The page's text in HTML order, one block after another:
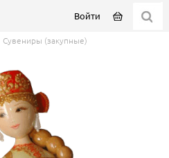
Войти
Сувениры (закупные)